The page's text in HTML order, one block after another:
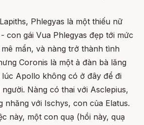
Phlegyas là một thiếu nữ
con gái Vua Phlegyas đẹp tới mức
mê mẩn, và nàng trở thành tình
Coronis là một ả đàn bà lăng
Apollo không có ở đây để đi
Nàng có thai với Asclepius,
nhăng với Ischys, con của Elatus.
này, một con quạ (hồi này, quạ